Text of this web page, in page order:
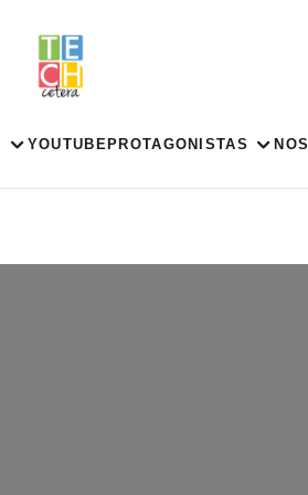
YOUTUBE PROTAGONISTAS